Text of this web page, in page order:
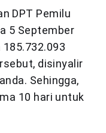
DPT Pemilu
5 September
disinyalir
Sehingga,
10 hari untuk